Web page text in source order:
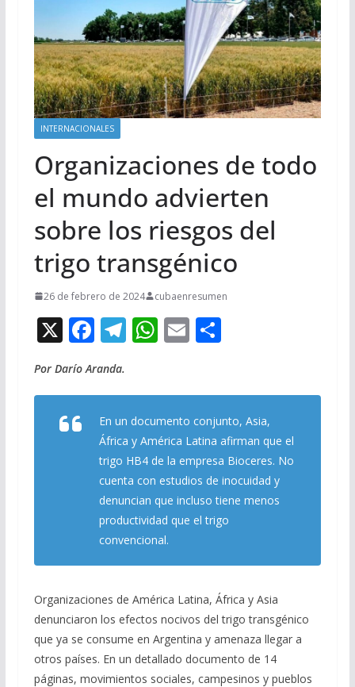
INTERNACIONALES
Organizaciones de todo
el mundo advierten
sobre los riesgos del
trigo transgénico
26 de febrero de 2024 cubaenresumen
X F
ac
e
b
o
o
k
T
gr
a
m
W
s
A
p
p
E
l
C
p
ar
ti
r
Por Darío Aranda.
En un documento conjunto, Asia,
África y América Latina afirman que el
trigo HB4 de la empresa Bioceres. No
cuenta con estudios de inocuidad y
denuncian que incluso tiene menos
productividad que el trigo
convencional.
Organizaciones de América Latina, África y Asia
denunciaron los efectos nocivos del trigo transgénico
que ya se consume en Argentina y amenaza llegar a
otros países. En un detallado documento de 14
páginas, movimientos sociales, campesinos y pueblos